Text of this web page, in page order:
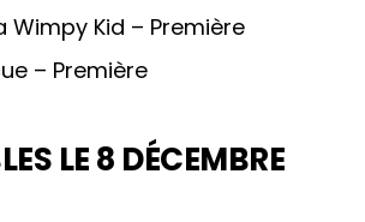
Wimpy Kid – Première
– Première
LE 8 DÉCEMBRE